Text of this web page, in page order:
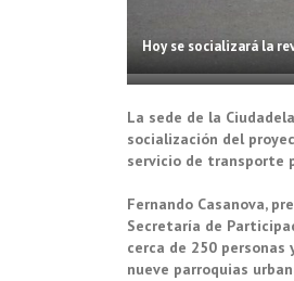
Hoy se socializará la
La sede de la
socialización del
servicio de transporte
Fernando Casanova,
Secretaría de
cerca de 250
nueve parroquias